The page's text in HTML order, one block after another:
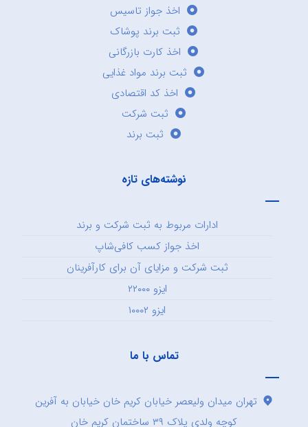
اخذ جواز تاسیس
ثبت برند پوشاک
اخذ کارت بازرگانی
ثبت برند مواد غذایی
اخذ کد اقتصادی
ثبت شرکت
ثبت برند
نوشته‌های تازه
ادارات مربوط به ثبت شرکت و برند
اخذ جواز کسب کافی‌شاپ
ثبت شرکت و مزایای آن برای کارآفرینان
ایزو ۲۲۰۰۰
ایزو ۱۰۰۰۲
تماس با ما
تهران میدان ولیعصر خیابان کریم خان خیابان به آفرین
کوچه ولدی پلاک ۳۹ ساختمان کریم خان